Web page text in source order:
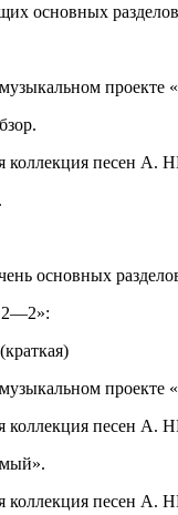
основных
музыкальном
коллекция песен А.
основных
музыкальном
коллекция песен А.
коллекция песен А.